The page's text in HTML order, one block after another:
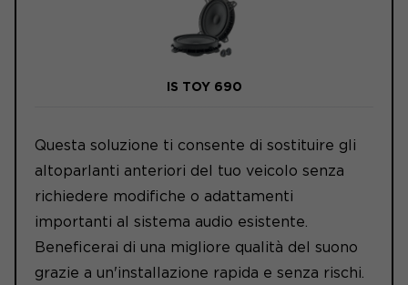
IS TOY 690
Questa soluzione ti consente di sostituire gli
altoparlanti anteriori del tuo veicolo senza
richiedere modifiche o adattamenti
importanti al sistema audio esistente.
Beneficerai di una migliore qualità del suono
grazie a un'installazione rapida e senza rischi.